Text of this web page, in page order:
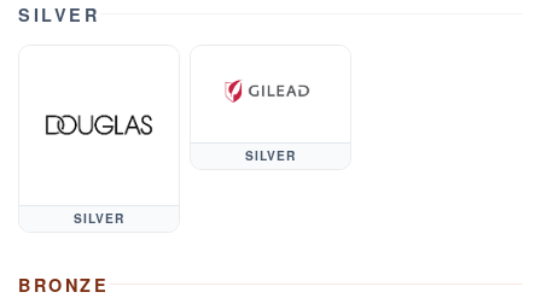
SILVER
SILVER
SILVER
BRONZE